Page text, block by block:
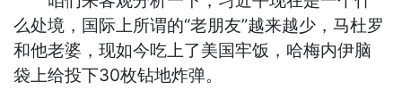
么处境，国际上所谓的“老朋友”越来越少，马杜罗
和他老婆，现如今吃上了美国牢饭，哈梅内伊脑
袋上给投下30枚钻地炸弹。